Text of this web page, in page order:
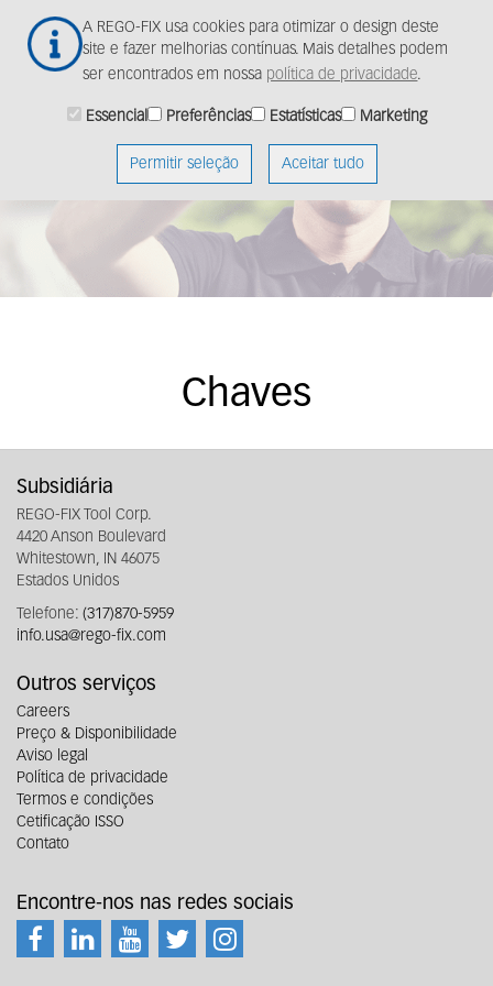
A REGO-FIX usa cookies para otimizar o design deste
site e fazer melhorias contínuas. Mais detalhes podem
ser encontrados em nossa política de privacidade.
Essencial Preferências Estatísticas Marketing
Permitir seleção Aceitar tudo
para
Chaves
Subsidiária
REGO-FIX Tool Corp.
4420 Anson Boulevard
Whitestown, IN 46075
Estados Unidos
Telefone: (317)870-5959
info.usa@rego-fix.com
Outros serviços
Careers
Preço & Disponibilidade
Aviso legal
Política de privacidade
Termos e condições
Cetificação ISSO
Contato
Encontre-nos nas redes sociais